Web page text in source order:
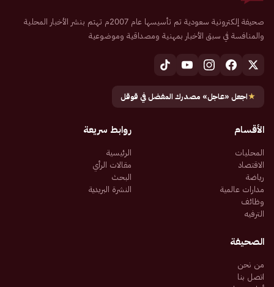
صحيفة إلكترونية سعودية تم تأسيسها عام 2007م تهتم بنشر الأخبار المحلية
والمنافسة في سبق الأخبار بمهنية ومصداقية وموضوعية
★اجعل «عاجل» مصدرك المفضل في قوقل
الأقسام
المحليات
الاقتصاد
رياضة
مدارات عالمية
وظائف
الترفيه
روابط سريعة
الرئيسية
مقالات الرأي
البحث
النشرة البريدية
الصحيفة
من نحن
اتصل بنا